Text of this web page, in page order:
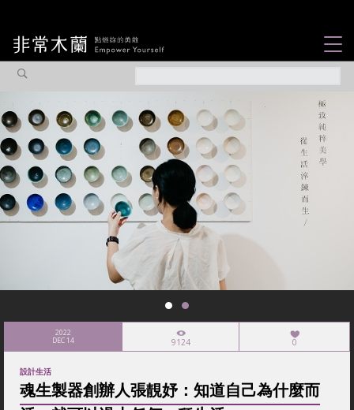
觀點專欄
焦點企劃
社會企業
認識我們
2022
DEC 14 9124 0
設計生活
魂生製器創辦人張靚妤：知道自己為什麼而